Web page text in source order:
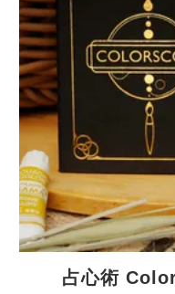
占心術